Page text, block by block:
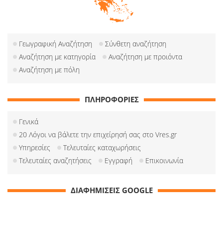
Γεωγραφική Αναζήτηση
Σύνθετη αναζήτηση
Αναζήτηση με κατηγορία
Αναζήτηση με προιόντα
Αναζήτηση με πόλη
ΠΛΗΡΟΦΟΡΙΕΣ
Γενικά
20 Λόγοι να βάλετε την επιχείρησή σας στο Vres.gr
Υπηρεσίες
Τελευταίες καταχωρήσεις
Τελευταίες αναζητήσεις
Εγγραφή Επικοινωνία
ΔΙΑΦΗΜΙΣΕΙΣ GOOGLE